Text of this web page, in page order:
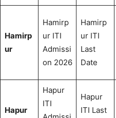
Hamirp
ur
Hamirp
ur ITI
Admissi
on 2026
Hamirp
ur ITI
Last
Date
Hapur
Hapur
ITI
Hapur
ITI Last